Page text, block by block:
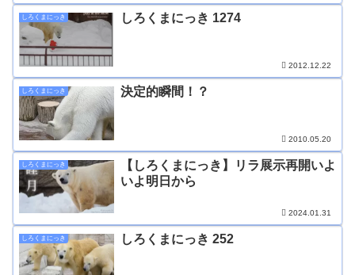
しろくまにっき しろくまにっき 1274
2012.12.22
しろくまにっき 決定的瞬間！？
2010.05.20
しろくまにっき
【しろくまにっき】リラ展示再開いよ
いよ明日から
2024.01.31
しろくまにっき しろくまにっき 252